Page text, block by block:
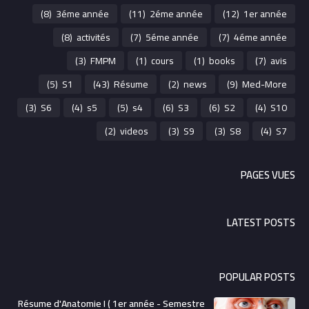
1er année
(12)
2éme année
(11)
3éme année
(8)
4éme année
(7)
5éme année
(7)
activités
(8)
avis
(7)
books
(1)
cours
(1)
FMPM
(3)
Med-More
(9)
news
(2)
Résume
(43)
S1
(5)
S10
(4)
S2
(6)
S3
(6)
s4
(5)
s5
(4)
S6
(3)
S7
(4)
S8
(3)
S9
(3)
videos
(2)
PAGES VUES
LATEST POSTS
POPULAR POSTS
Résume d'Anatomie I ( 1er année - Semestre